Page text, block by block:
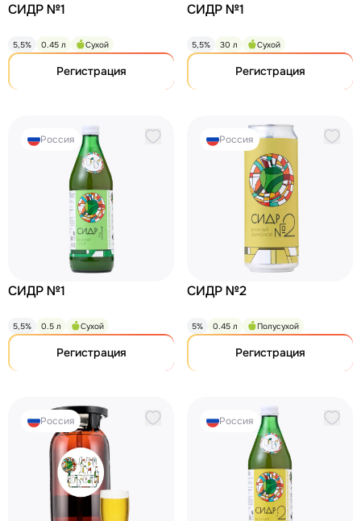
СИДР №1
5,5% 0.45 л Сухой
Регистрация
СИДР №1
5,5% 30 л Сухой
Регистрация
Россия
СИДР №1
5,5% 0.5 л Сухой
Регистрация
Россия
СИДР №2
5% 0.45 л Полусухой
Регистрация
Россия Россия